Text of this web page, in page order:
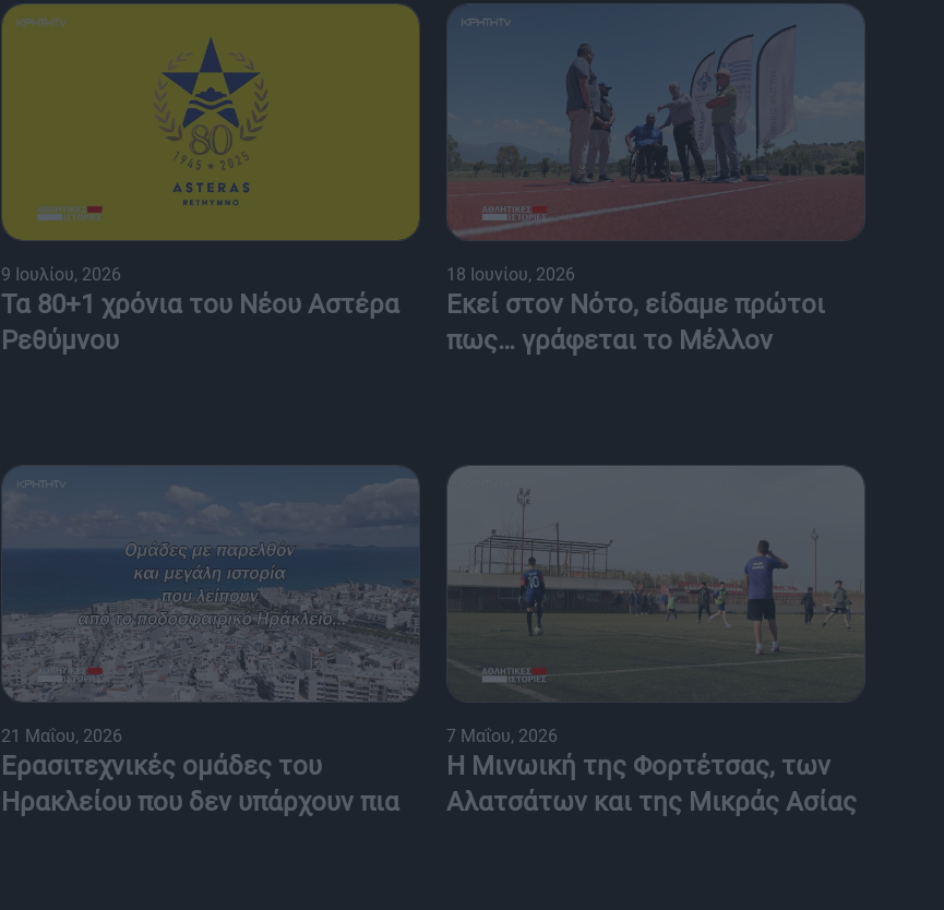
9 Ιουλίου, 2026
Τα 80+1 χρόνια του Νέου Αστέρα
Ρεθύμνου
18 Ιουνίου, 2026
Εκεί στον Νότο, είδαμε πρώτοι
πως… γράφεται το Μέλλον
21 Μαΐου, 2026
Ερασιτεχνικές ομάδες του
Ηρακλείου που δεν υπάρχουν πια
7 Μαΐου, 2026
Η Μινωική της Φορτέτσας, των
Αλατσάτων και της Μικράς Ασίας